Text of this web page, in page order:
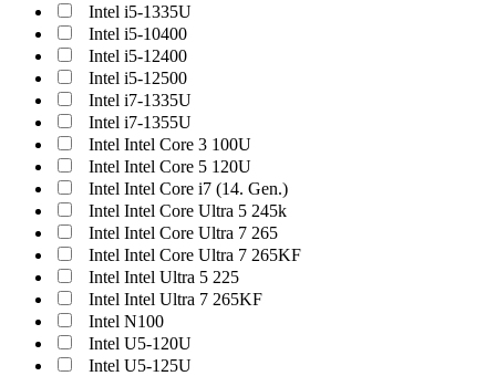
Intel i5-1335U
Intel i5-10400
Intel i5-12400
Intel i5-12500
Intel i7-1335U
Intel i7-1355U
Intel Intel Core 3 100U
Intel Intel Core 5 120U
Intel Intel Core i7 (14. Gen.)
Intel Intel Core Ultra 5 245k
Intel Intel Core Ultra 7 265
Intel Intel Core Ultra 7 265KF
Intel Intel Ultra 5 225
Intel Intel Ultra 7 265KF
Intel N100
Intel U5-120U
Intel U5-125U